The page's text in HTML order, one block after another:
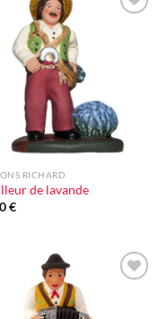
RICHARD
de lavande
€